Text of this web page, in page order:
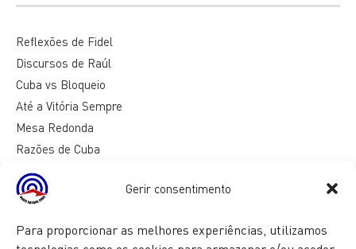
Gerir consentimento
Para proporcionar as melhores experiências, utilizamos
Reflexões de Fidel
Discursos de Raúl
Cuba vs Bloqueio
Até a Vitória Sempre
Mesa Redonda
Razões de Cuba